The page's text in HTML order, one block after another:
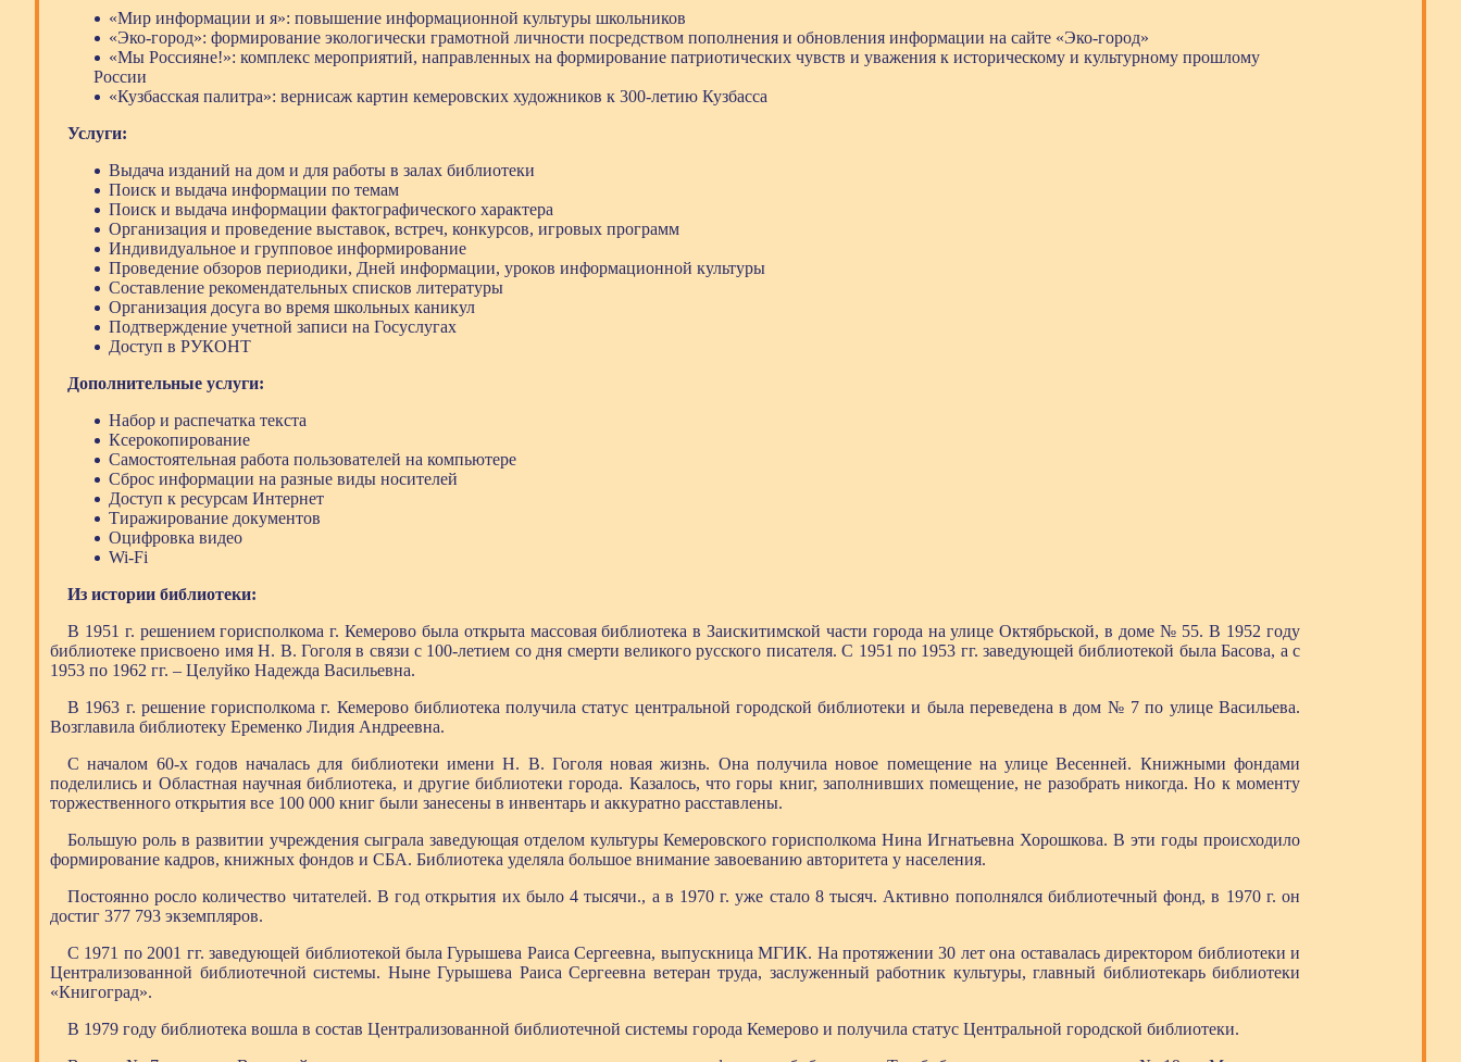
«Мир информации и я»: повышение информационной культуры школьников
«Эко-город»: формирование экологически грамотной личности посредством пополнения и обновления информации на сайте «Эко-город»
«Мы Россияне!»: комплекс мероприятий, направленных на формирование патриотических чувств и уважения к историческому и культурному прошлому
России
«Кузбасская палитра»: вернисаж картин кемеровских художников к 300-летию Кузбасса
Услуги:
Выдача изданий на дом и для работы в залах библиотеки
Поиск и выдача информации по темам
Поиск и выдача информации фактографического характера
Организация и проведение выставок, встреч, конкурсов, игровых программ
Индивидуальное и групповое информирование
Проведение обзоров периодики, Дней информации, уроков информационной культуры
Составление рекомендательных списков литературы
Организация досуга во время школьных каникул
Подтверждение учетной записи на Госуслугах
Доступ в РУКОНТ
Дополнительные услуги:
Набор и распечатка текста
Ксерокопирование
Самостоятельная работа пользователей на компьютере
Сброс информации на разные виды носителей
Доступ к ресурсам Интернет
Тиражирование документов
Оцифровка видео
Wi-Fi
Из истории библиотеки:
В 1951 г. решением горисполкома г. Кемерово была открыта массовая библиотека в Заискитимской части города на улице Октябрьской, в доме № 55. В 1952 году
библиотеке присвоено имя Н. В. Гоголя в связи с 100-летием со дня смерти великого русского писателя. С 1951 по 1953 гг. заведующей библиотекой была Басова, а с
1953 по 1962 гг. – Целуйко Надежда Васильевна.
В 1963 г. решение горисполкома г. Кемерово библиотека получила статус центральной городской библиотеки и была переведена в дом № 7 по улице Васильева.
Возглавила библиотеку Еременко Лидия Андреевна.
С началом 60-х годов началась для библиотеки имени Н. В. Гоголя новая жизнь. Она получила новое помещение на улице Весенней. Книжными фондами
поделились и Областная научная библиотека, и другие библиотеки города. Казалось, что горы книг, заполнивших помещение, не разобрать никогда. Но к моменту
торжественного открытия все 100 000 книг были занесены в инвентарь и аккуратно расставлены.
Большую роль в развитии учреждения сыграла заведующая отделом культуры Кемеровского горисполкома Нина Игнатьевна Хорошкова. В эти годы происходило
формирование кадров, книжных фондов и СБА. Библиотека уделяла большое внимание завоеванию авторитета у населения.
Постоянно росло количество читателей. В год открытия их было 4 тысячи., а в 1970 г. уже стало 8 тысяч. Активно пополнялся библиотечный фонд, в 1970 г. он
достиг 377 793 экземпляров.
С 1971 по 2001 гг. заведующей библиотекой была Гурышева Раиса Сергеевна, выпускница МГИК. На протяжении 30 лет она оставалась директором библиотеки и
Централизованной библиотечной системы. Ныне Гурышева Раиса Сергеевна ветеран труда, заслуженный работник культуры, главный библиотекарь библиотеки
«Книгоград».
В 1979 году библиотека вошла в состав Централизованной библиотечной системы города Кемерово и получила статус Центральной городской библиотеки.